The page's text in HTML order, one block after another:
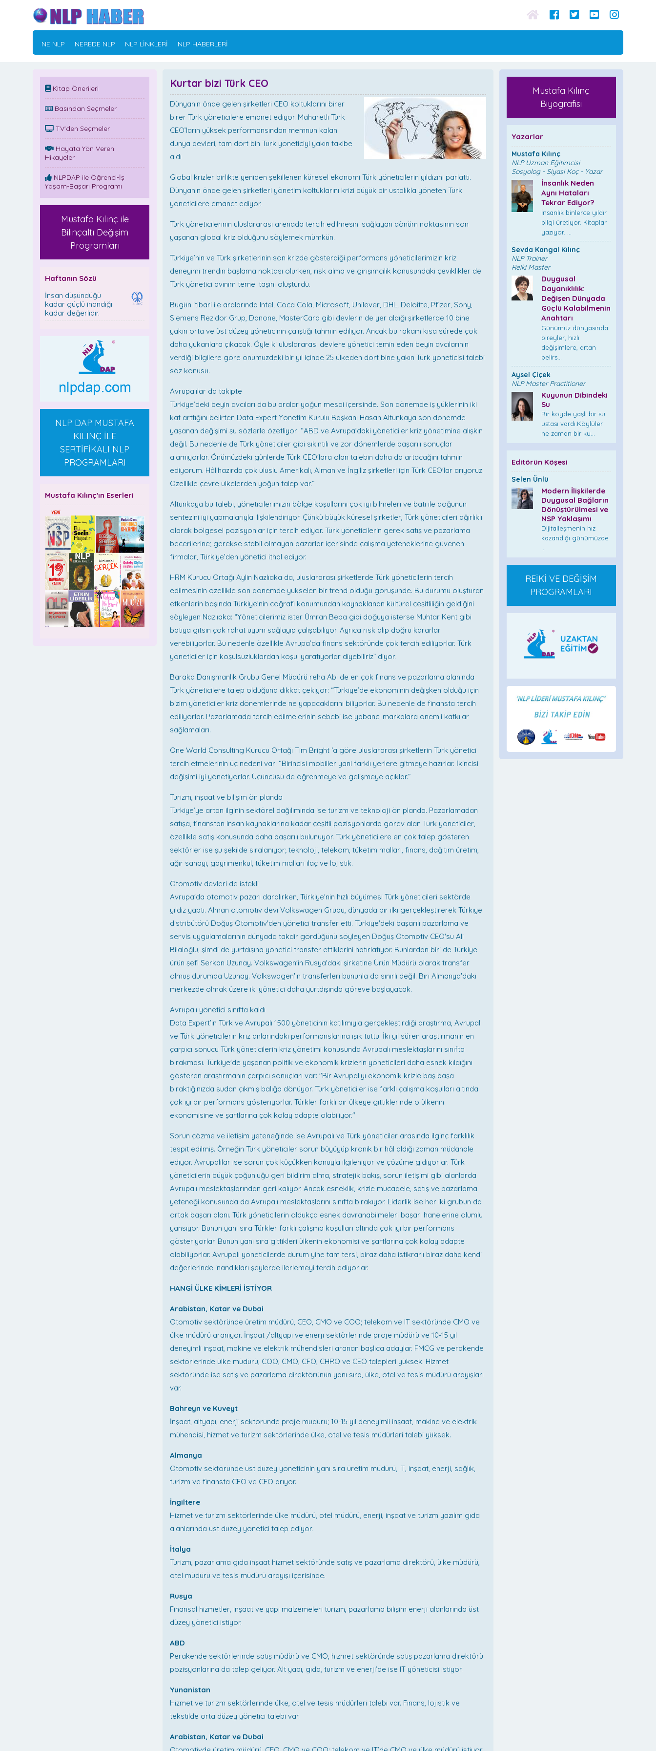
NE NLP NEREDE NLP NLP LİNKLERİ NLP HABERLERİ
Kitap Önerileri
Basından Seçmeler
TV'den Seçmeler
Hayata Yön Veren
Hikayeler
NLPDAP ile Öğrenci-İş
Yaşam-Başarı Programı
Mustafa Kılınç ile
Bilinçaltı Değişim
Programları
Haftanın Sözü
İnsan düşündüğü
kadar güçlü inandığı
kadar değerlidir.
NLP DAP MUSTAFA
KILINÇ İLE
SERTİFİKALI NLP
PROGRAMLARI
Mustafa Kılınç'ın Eserleri
Kurtar bizi Türk CEO
Dünyanın önde gelen şirketleri CEO koltuklarını birer
birer Türk yöneticilere emanet ediyor. Maharetli Türk
CEO’ların yüksek performansından memnun kalan
dünya devleri, tam dört bin Türk yöneticiyi yakın takibe
aldı
Global krizler birlikte yeniden şekillenen küresel ekonomi Türk yöneticilerin yıldızını parlattı.
Dünyanın önde gelen şirketleri yönetim koltuklarını krizi büyük bir ustalıkla yöneten Türk
yöneticilere emanet ediyor.
Türk yöneticilerinin uluslararası arenada tercih edilmesini sağlayan dönüm noktasının son
yaşanan global kriz olduğunu söylemek mümkün.
Türkiye’nin ve Türk şirketlerinin son krizde gösterdiği performans yöneticilerimizin kriz
deneyimi trendin başlama noktası olurken, risk alma ve girişimcilik konusundaki çeviklikler de
Türk yönetici avınım temel taşını oluşturdu.
Bugün itibari ile aralarında Intel, Coca Cola, Microsoft, Unilever, DHL, Deloitte, Pfizer, Sony,
Siemens Rezidor Grup, Danone, MasterCard gibi devlerin de yer aldığı şirketlerde 10 bine
yakın orta ve üst düzey yöneticinin çalıştığı tahmin ediliyor. Ancak bu rakam kısa sürede çok
daha yukarılara çıkacak. Öyle ki uluslararası devlere yönetici temin eden beyin avcılarının
verdiği bilgilere göre önümüzdeki bir yıl içinde 25 ülkeden dört bine yakın Türk yöneticisi talebi
söz konusu.
Avrupalılar da takipte
Türkiye’deki beyin avcıları da bu aralar yoğun mesai içersinde. Son dönemde iş yüklerinin iki
kat arttığını belirten Data Expert Yönetim Kurulu Başkanı Hasan Altunkaya son dönemde
yaşanan değişimi şu sözlerle özetliyor: “ABD ve Avrupa’daki yöneticiler kriz yönetimine alışkın
değil. Bu nedenle de Türk yöneticiler gibi sıkıntılı ve zor dönemlerde başarılı sonuçlar
alamıyorlar. Önümüzdeki günlerde Türk CEO'lara olan talebin daha da artacağını tahmin
ediyorum. Hâlihazırda çok uluslu Amerikalı, Alman ve İngiliz şirketleri için Türk CEO'lar arıyoruz.
Özellikle çevre ülkelerden yoğun talep var.”
Altunkaya bu talebi, yöneticilerimizin bölge koşullarını çok iyi bilmeleri ve batı ile doğunun
sentezini iyi yapmalarıyla ilişkilendiriyor. Çünkü büyük küresel şirketler, Türk yöneticileri ağırlıklı
olarak bölgesel pozisyonlar için tercih ediyor. Türk yöneticilerin gerek satış ve pazarlama
becerilerine; gerekse stabil olmayan pazarlar içerisinde çalışma yeteneklerine güvenen
firmalar, Türkiye’den yönetici ithal ediyor.
HRM Kurucu Ortağı Aylin Nazlıaka da, uluslararası şirketlerde Türk yöneticilerin tercih
edilmesinin özellikle son dönemde yükselen bir trend olduğu görüşünde. Bu durumu oluşturan
etkenlerin başında Türkiye’nin coğrafi konumundan kaynaklanan kültürel çeşitliliğin geldiğini
söyleyen Nazlıaka: “Yöneticilerimiz ister Ümran Beba gibi doğuya isterse Muhtar Kent gibi
batıya gitsin çok rahat uyum sağlayıp çalışabiliyor. Ayrıca risk alıp doğru kararlar
verebiliyorlar. Bu nedenle özellikle Avrupa’da finans sektöründe çok tercih ediliyorlar. Türk
yöneticiler için koşulsuzluklardan koşul yaratıyorlar diyebiliriz” diyor.
Baraka Danışmanlık Grubu Genel Müdürü reha Abi de en çok finans ve pazarlama alanında
Türk yöneticilere talep olduğuna dikkat çekiyor: “Türkiye’de ekonominin değişken olduğu için
bizim yöneticiler kriz dönemlerinde ne yapacaklarını biliyorlar. Bu nedenle de finansta tercih
ediliyorlar. Pazarlamada tercih edilmelerinin sebebi ise yabancı markalara önemli katkılar
sağlamaları.
One World Consulting Kurucu Ortağı Tim Bright ‘a göre uluslararası şirketlerin Türk yönetici
tercih etmelerinin üç nedeni var: “Birincisi mobiller yani farklı yerlere gitmeye hazırlar. İkincisi
değişimi iyi yönetiyorlar. Üçüncüsü de öğrenmeye ve gelişmeye açıklar.”
Turizm, inşaat ve bilişim ön planda
Türkiye’ye artan ilginin sektörel dağılımında ise turizm ve teknoloji ön planda. Pazarlamadan
satışa, finanstan insan kaynaklarına kadar çeşitli pozisyonlarda görev alan Türk yöneticiler,
özellikle satış konusunda daha başarılı bulunuyor. Türk yöneticilere en çok talep gösteren
sektörler ise şu şekilde sıralanıyor; teknoloji, telekom, tüketim malları, finans, dağıtım üretim,
ağır sanayi, gayrimenkul, tüketim malları ilaç ve lojistik.
Otomotiv devleri de istekli
Avrupa'da otomotiv pazarı daralırken, Türkiye'nin hızlı büyümesi Türk yöneticileri sektörde
yıldız yaptı. Alman otomotiv devi Volkswagen Grubu, dünyada bir ilki gerçekleştirerek Türkiye
distribütörü Doğuş Otomotiv'den yönetici transfer etti. Türkiye'deki başarılı pazarlama ve
servis uygulamalarının dünyada takdir gördüğünü söyleyen Doğuş Otomotiv CEO'su Ali
Bilaloğlu, şimdi de yurtdışına yönetici transfer ettiklerini hatırlatıyor. Bunlardan biri de Türkiye
ürün şefi Serkan Uzunay. Volkswagen'in Rusya'daki şirketine Ürün Müdürü olarak transfer
olmuş durumda Uzunay. Volkswagen'in transferleri bununla da sınırlı değil. Biri Almanya'daki
merkezde olmak üzere iki yönetici daha yurtdışında göreve başlayacak.
Avrupalı yönetici sınıfta kaldı
Data Expert’in Türk ve Avrupalı 1500 yöneticinin katılımıyla gerçekleştirdiği araştırma, Avrupalı
ve Türk yöneticilerin kriz anlarındaki performanslarına ışık tuttu. İki yıl süren araştırmanın en
çarpıcı sonucu Türk yöneticilerin kriz yönetimi konusunda Avrupalı meslektaşlarını sınıfta
bırakması. Türkiye'de yaşanan politik ve ekonomik krizlerin yöneticileri daha esnek kıldığını
gösteren araştırmanın çarpıcı sonuçları var: "Bir Avrupalıyı ekonomik krizle baş başa
bıraktığınızda sudan çıkmış balığa dönüyor. Türk yöneticiler ise farklı çalışma koşulları altında
çok iyi bir performans gösteriyorlar. Türkler farklı bir ülkeye gittiklerinde o ülkenin
ekonomisine ve şartlarına çok kolay adapte olabiliyor."
Sorun çözme ve iletişim yeteneğinde ise Avrupalı ve Türk yöneticiler arasında ilginç farklılık
tespit edilmiş. Örneğin Türk yöneticiler sorun büyüyüp kronik bir hâl aldığı zaman müdahale
ediyor. Avrupalılar ise sorun çok küçükken konuyla ilgileniyor ve çözüme gidiyorlar. Türk
yöneticilerin büyük çoğunluğu geri bildirim alma, stratejik bakış, sorun iletişimi gibi alanlarda
Avrupalı meslektaşlarından geri kalıyor. Ancak esneklik, krizle mücadele, satış ve pazarlama
yeteneği konusunda da Avrupalı meslektaşlarını sınıfta bırakıyor. Liderlik ise her iki grubun da
ortak başarı alanı. Türk yöneticilerin oldukça esnek davranabilmeleri başarı hanelerine olumlu
yansıyor. Bunun yanı sıra Türkler farklı çalışma koşulları altında çok iyi bir performans
gösteriyorlar. Bunun yanı sıra gittikleri ülkenin ekonomisi ve şartlarına çok kolay adapte
olabiliyorlar. Avrupalı yöneticilerde durum yine tam tersi, biraz daha istikrarlı biraz daha kendi
değerlerinde inandıkları şeylerde ilerlemeyi tercih ediyorlar.
HANGİ ÜLKE KİMLERİ İSTİYOR
Arabistan, Katar ve Dubai
Otomotiv sektöründe üretim müdürü, CEO, CMO ve COO; telekom ve IT sektöründe CMO ve
ülke müdürü aranıyor. İnşaat /altyapı ve enerji sektörlerinde proje müdürü ve 10-15 yıl
deneyimli inşaat, makine ve elektrik mühendisleri aranan başlıca adaylar. FMCG ve perakende
sektörlerinde ülke müdürü, COO, CMO, CFO, CHRO ve CEO talepleri yüksek. Hizmet
sektöründe ise satış ve pazarlama direktörünün yanı sıra, ülke, otel ve tesis müdürü arayışları
var.
Bahreyn ve Kuveyt
İnşaat, altyapı, enerji sektöründe proje müdürü; 10-15 yıl deneyimli inşaat, makine ve elektrik
mühendisi, hizmet ve turizm sektörlerinde ülke, otel ve tesis müdürleri talebi yüksek.
Almanya
Otomotiv sektöründe üst düzey yöneticinin yanı sıra üretim müdürü, IT, inşaat, enerji, sağlık,
turizm ve finansta CEO ve CFO arıyor.
İngiltere
Hizmet ve turizm sektörlerinde ülke müdürü, otel müdürü, enerji, inşaat ve turizm yazılım gıda
alanlarında üst düzey yönetici talep ediyor.
İtalya
Turizm, pazarlama gıda inşaat hizmet sektöründe satış ve pazarlama direktörü, ülke müdürü,
otel müdürü ve tesis müdürü arayışı içerisinde.
Rusya
Finansal hizmetler, inşaat ve yapı malzemeleri turizm, pazarlama bilişim enerji alanlarında üst
düzey yönetici istiyor.
ABD
Perakende sektörlerinde satış müdürü ve CMO, hizmet sektöründe satış pazarlama direktörü
pozisyonlarına da talep geliyor. Alt yapı, gıda, turizm ve enerji’de ise IT yöneticisi istiyor.
Yunanistan
Hizmet ve turizm sektörlerinde ülke, otel ve tesis müdürleri talebi var. Finans, lojistik ve
tekstilde orta düzey yönetici talebi var.
Arabistan, Katar ve Dubai
Mustafa Kılınç
Biyografisi
Yazarlar
Mustafa Kılınç
NLP Uzman Eğitimcisi
Sosyolog - Siyasi Koç - Yazar
İnsanlık Neden
Aynı Hataları
Tekrar Ediyor?
İnsanlık binlerce yıldır
bilgi üretiyor. Kitaplar
yazıyor. ...
Sevda Kangal Kılınç
NLP Trainer
Reiki Master
Duygusal
Dayanıklılık:
Değişen Dünyada
Güçlü Kalabilmenin
Anahtarı
Günümüz dünyasında
bireyler, hızlı
değişimlere, artan
belirs...
Aysel Çiçek
NLP Master Practitioner
Kuyunun Dibindeki
Su
Bir köyde yaşlı bir su
ustası vardı.Köylüler
ne zaman bir ku...
Editörün Köşesi
Selen Ünlü
Modern İlişkilerde
Duygusal Bağların
Dönüştürülmesi ve
NSP Yaklaşımı
Dijitalleşmenin hız
kazandığı günümüzde
...
REİKİ VE DEĞİŞİM
PROGRAMLARI